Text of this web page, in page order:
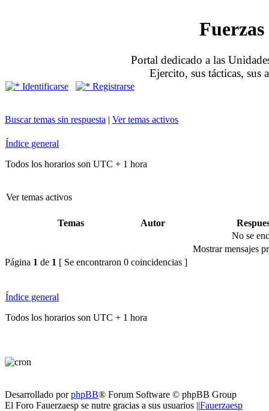
Portal dedicado a las
Ejercito, sus tácticas, sus
Identificarse Registrarse
Buscar temas sin respuesta | Ver temas activos
Índice general
Todos los horarios son UTC + 1 hora
Ver temas activos
Temas Autor
No se
Mostrar mensajes
Página 1 de 1 [ Se encontraron 0 coincidencias ]
Índice general
Todos los horarios son UTC + 1 hora
Desarrollado porphpBB® Forum Software © phpBB Group
El Foro Fauerzaesp se nutre gracias a sus usuarios ||Fauerzaesp